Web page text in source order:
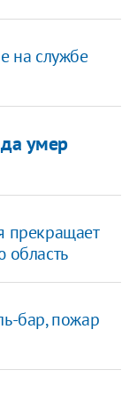
на службе
умер
прекращает
область
бар, пожар